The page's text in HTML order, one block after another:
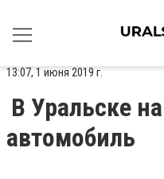
13:07, 1 июня 2019 г.
В Уральске
автомобиль